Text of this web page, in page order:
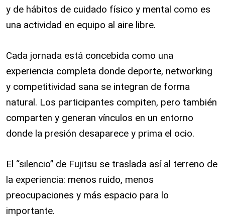
y de hábitos de cuidado físico y mental como es
una actividad en equipo al aire libre.
Cada jornada está concebida como una
experiencia completa donde deporte, networking
y competitividad sana se integran de forma
natural. Los participantes compiten, pero también
comparten y generan vínculos en un entorno
donde la presión desaparece y prima el ocio.
El “silencio” de Fujitsu se traslada así al terreno de
la experiencia: menos ruido, menos
preocupaciones y más espacio para lo
importante.